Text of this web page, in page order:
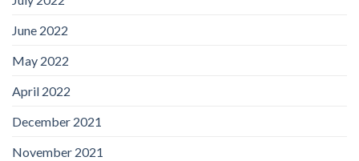
June 2022
May 2022
April 2022
December 2021
November 2021